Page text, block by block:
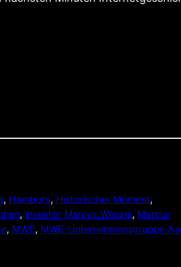
, Hamburg, Historischer Moment
, Investor Marcus Wenzel, Marcus
, MWE, MWE-Unternehmensgruppe